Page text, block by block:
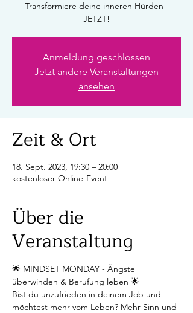
Transformiere deine inneren Hürden -
JETZT!
Anmeldung geschlossen
Jetzt andere Veranstaltungen
ansehen
Zeit & Ort
18. Sept. 2023, 19:30 – 20:00
kostenloser Online-Event
Über die
Veranstaltung
🌟 MINDSET MONDAY - Ängste
überwinden & Berufung leben 🌟
Bist du unzufrieden in deinem Job und
möchtest mehr vom Leben? Mehr Sinn und